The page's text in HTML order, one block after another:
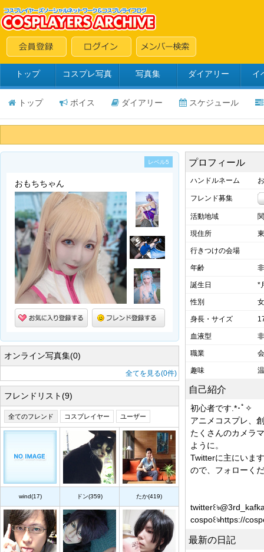
トップ コスプレ写真 写真集 ダイアリー イ
トップ ボイス ダイアリー スケジュール
レベル5
おもちちゃん
オンライン写真集(0)
全てを見る(0件)
フレンドリスト(9)
全てのフレンド コスプレイヤー ユーザー
wind(17) ドン(359) たか(419)
プロフィール
ハンドルネーム
フレンド募集
活動地域
現住所
行きつけの会場
年齢
誕生日 *
性別
身長・サイズ
血液型
職業
趣味
自己紹介
初心者です.*･ﾟ✧
アニメコスプレ、
たくさんのカメラ
ように。
Twitterに主にいま
ので、フォローく
cospo꒰ঌhttps://
最新の日記